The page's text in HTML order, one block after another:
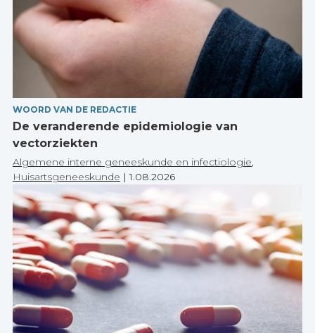
WOORD VAN DE REDACTIE
De veranderende epidemiologie van
vectorziekten
Algemene interne geneeskunde en infectiologie,
Huisartsgeneeskunde |1.08.2026